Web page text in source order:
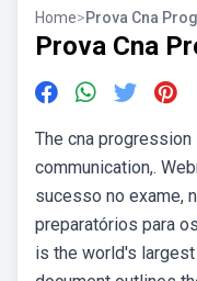
Home>Prova Cna
Prova Cna
The cna
communication,.
sucesso no exame,
preparatórios para
is the world's